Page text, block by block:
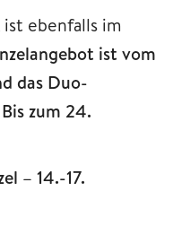
ebenfalls im
ist vom
das Duo-
zum 24.
– 14.-17.